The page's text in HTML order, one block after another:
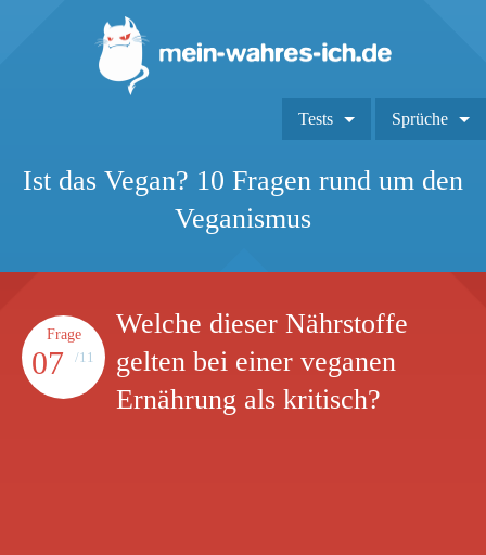
Tests Sprüche
Ist das Vegan? 10 Fragen rund um den
Veganismus
Frage
07 /11
Welche dieser Nährstoffe
gelten bei einer veganen
Ernährung als kritisch?